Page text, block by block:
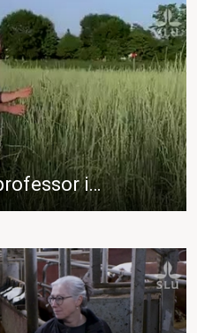
i…